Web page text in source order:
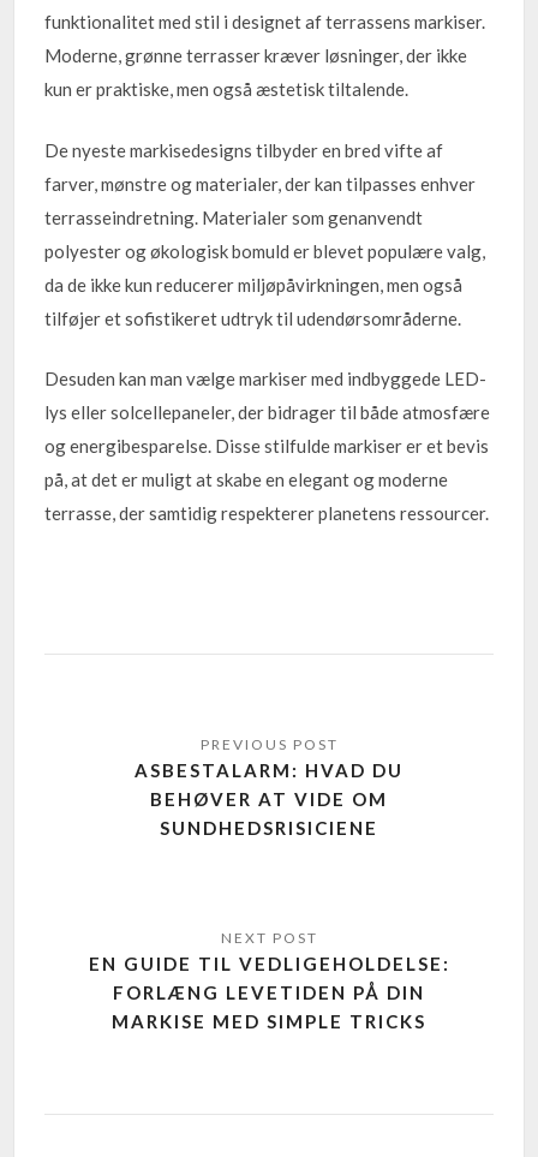
funktionalitet med stil i designet af terrassens markiser.
Moderne, grønne terrasser kræver løsninger, der ikke
kun er praktiske, men også æstetisk tiltalende.
De nyeste markisedesigns tilbyder en bred vifte af
farver, mønstre og materialer, der kan tilpasses enhver
terrasseindretning. Materialer som genanvendt
polyester og økologisk bomuld er blevet populære valg,
da de ikke kun reducerer miljøpåvirkningen, men også
tilføjer et sofistikeret udtryk til udendørsområderne.
Desuden kan man vælge markiser med indbyggede LED-
lys eller solcellepaneler, der bidrager til både atmosfære
og energibesparelse. Disse stilfulde markiser er et bevis
på, at det er muligt at skabe en elegant og moderne
terrasse, der samtidig respekterer planetens ressourcer.
ASBESTALARM: HVAD DU
BEHØVER AT VIDE OM
SUNDHEDSRISICIENE
EN GUIDE TIL VEDLIGEHOLDELSE:
FORLÆNG LEVETIDEN PÅ DIN
MARKISE MED SIMPLE TRICKS